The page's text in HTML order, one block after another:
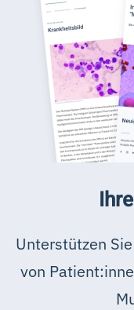
Unterstützen
von